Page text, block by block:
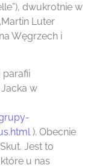
dwukrotnie w
Luter
Węgrzech i
parafii
w
). Obecnie
Jest to
u nas